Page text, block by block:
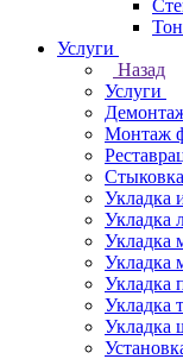
Услуги
Назад
Услуги
Монтаж
Укладка
Укладка
Укладка
Укладка
Укладка
Укладка
Укладка